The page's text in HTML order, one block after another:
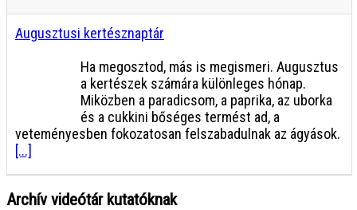
Augusztusi kertésznaptár
Ha megosztod, más is megismeri. Augusztus
a kertészek számára különleges hónap.
Miközben a paradicsom, a paprika, az uborka
és a cukkini bőséges termést ad, a
veteményesben fokozatosan felszabadulnak az ágyások.
[...]
Archív videótár kutatóknak